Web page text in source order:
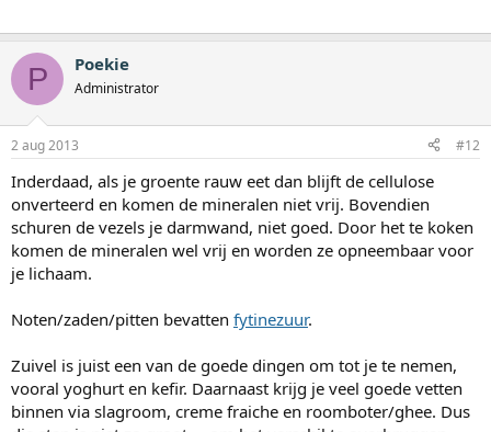
P Poekie
Administrator
2 aug 2013 #12
Inderdaad, als je groente rauw eet dan blijft de cellulose
onverteerd en komen de mineralen niet vrij. Bovendien
schuren de vezels je darmwand, niet goed. Door het te koken
komen de mineralen wel vrij en worden ze opneembaar voor
je lichaam.
Noten/zaden/pitten bevatten fytinezuur.
Zuivel is juist een van de goede dingen om tot je te nemen,
vooral yoghurt en kefir. Daarnaast krijg je veel goede vetten
binnen via slagroom, creme fraiche en roomboter/ghee. Dus